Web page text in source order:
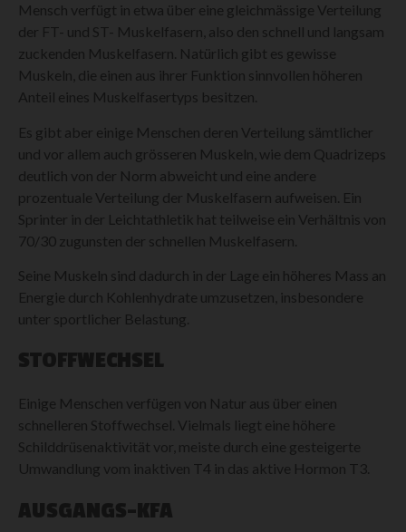
Mensch verfügt in etwa über eine gleichmässige Verteilung
der FT- und ST- Muskelfasern, also den schnell und langsam
zuckenden Muskelfasern. Natürlich gibt es gewisse
Muskeln, die einen aus ihrer Funktion sinnvollen höheren
Anteil eines Muskelfasertyps besitzen.
Es gibt aber einige Menschen deren Verteilung sämtlicher
und vor allem auch grösseren Muskeln, wie dem Quadrizeps
deutlich von der Norm abweicht und eine andere
prozentuale Verteilung der Muskelfasern aufweisen. Ein
Sprinter in der Leichtathletik hat teilweise ein Verhältnis von
70/30 zugunsten der schnellen Muskelfasern.
Seine Muskeln sind dadurch in der Lage ein höheres Mass an
Energie durch Kohlenhydrate umzusetzen, insbesondere
unter sportlicher Belastung.
STOFFWECHSEL
Einige Menschen verfügen von Natur aus über einen
schnelleren Stoffwechsel. Vielmals liegt eine höhere
Schilddrüsenaktivität vor, meiste durch eine gesteigerte
Umwandlung vom inaktiven T4 in das aktive Hormon T3.
AUSGANGS-KFA